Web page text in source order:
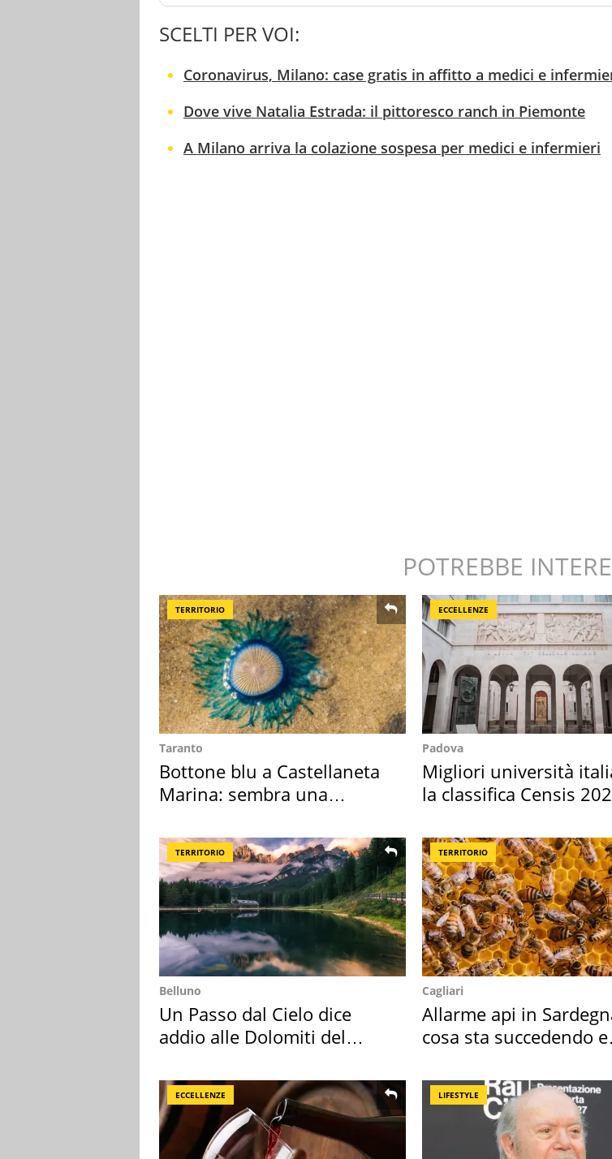
SCELTI PER VOI:
Coronavirus, Milano: case gratis in affitto a medici e
Dove vive Natalia Estrada: il pittoresco ranch in Piemonte
A Milano arriva la colazione sospesa per medici e infermieri
POTREBBE
TERRITORIO
Taranto
Bottone blu a Castellaneta
Marina: sembra una
ECCELLENZE
Padova
Migliori università
la classifica Censis
TERRITORIO
Belluno
Un Passo dal Cielo dice
addio alle Dolomiti del
TERRITORIO
Cagliari
Allarme api in
cosa sta succedendo e
ECCELLENZE LIFESTYLE